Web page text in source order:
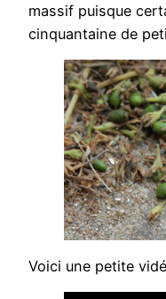
massif puisque
cinquantaine de
Voici une petite